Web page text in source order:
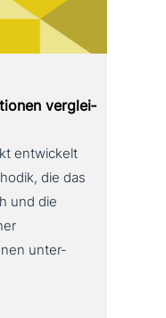
ver­glei­
ent­wickelt
die das
und die
unter­